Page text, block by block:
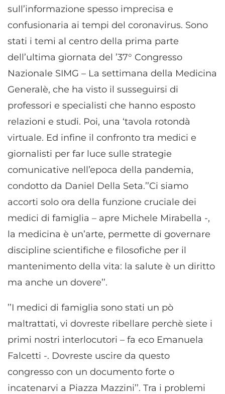
sull’informazione spesso imprecisa e
confusionaria ai tempi del coronavirus. Sono
stati i temi al centro della prima parte
dell’ultima giornata del ’37° Congresso
Nazionale SIMG – La settimana della Medicina
Generalè, che ha visto il susseguirsi di
professori e specialisti che hanno esposto
relazioni e studi. Poi, una ‘tavola rotondà
virtuale. Ed infine il confronto tra medici e
giornalisti per far luce sulle strategie
comunicative nell’epoca della pandemia,
condotto da Daniel Della Seta.’’Ci siamo
accorti solo ora della funzione cruciale dei
medici di famiglia – apre Michele Mirabella -,
la medicina è un’arte, permette di governare
discipline scientifiche e filosofiche per il
mantenimento della vita: la salute è un diritto
ma anche un dovere’’.
’’I medici di famiglia sono stati un pò
maltrattati, vi dovreste ribellare perchè siete i
primi nostri interlocutori – fa eco Emanuela
Falcetti -. Dovreste uscire da questo
congresso con un documento forte o
incatenarvi a Piazza Mazzini’’. Tra i problemi